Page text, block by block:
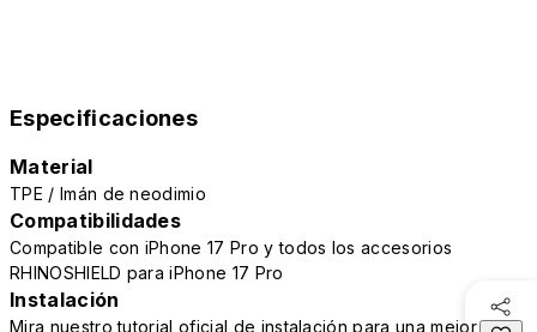
Especificaciones
Material
TPE / Imán de neodimio
Compatibilidades
Compatible con iPhone 17 Pro y todos los accesorios
RHINOSHIELD para iPhone 17 Pro
Instalación
Mira nuestro tutorial oficial de instalación para una mejor